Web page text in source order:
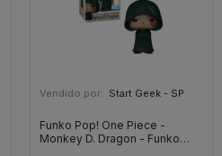
Vendido por: Start Geek - SP
Funko Pop! One Piece -
Monkey D. Dragon - Funko